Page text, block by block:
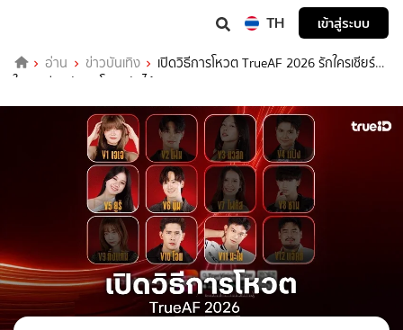
TH เข้าสู่ระบบ
อ่าน ข่าวบันเทิง
เปิดวิธีการโหวต TrueAF 2026 รักใครเชียร์
ใคร เตรียมตัวกดโหวตกันได้เลย